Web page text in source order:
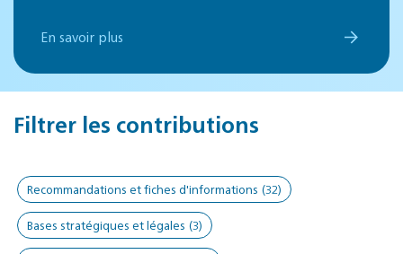
En savoir plus
Filtrer les contributions
Recommandations et fiches d'informations (32)
Bases stratégiques et légales (3)